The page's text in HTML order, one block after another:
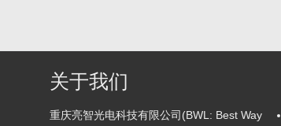
关于我们
重庆亮智光电科技有限公司(BWL: Best Way